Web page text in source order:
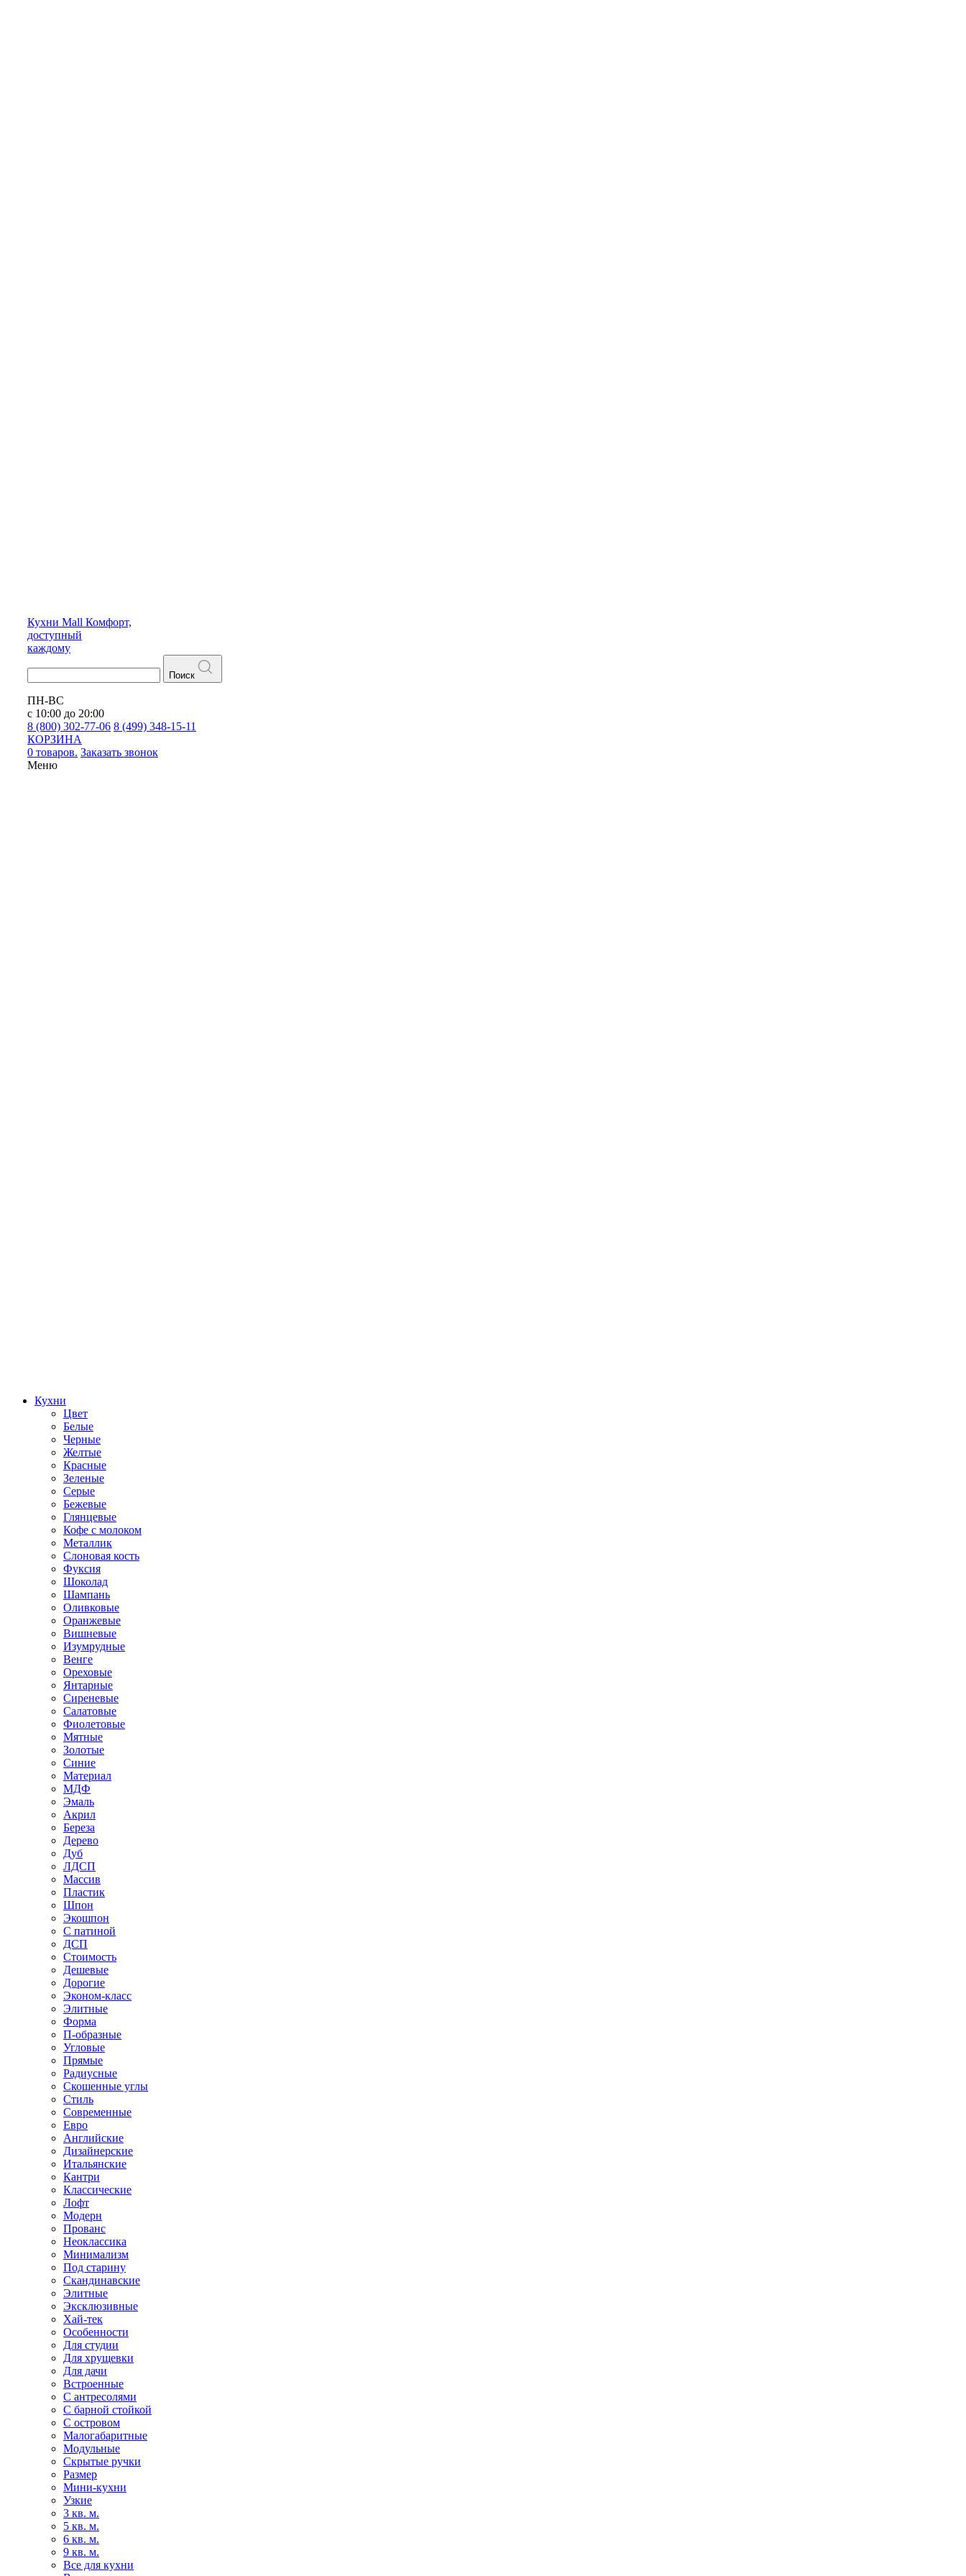
Кухни Mall Комфорт,
доступный
каждому
Поиск
ПН-ВС
с 10:00 до 20:00
8 (800) 302-77-06 8 (499) 348-15-11
КОРЗИНА
0 товаров. Заказать звонок
Меню
Кухни
Цвет
Белые
Черные
Желтые
Красные
Зеленые
Серые
Бежевые
Глянцевые
Кофе с молоком
Металлик
Слоновая кость
Фуксия
Шоколад
Шампань
Оливковые
Оранжевые
Вишневые
Изумрудные
Венге
Ореховые
Янтарные
Сиреневые
Салатовые
Фиолетовые
Мятные
Золотые
Синие
Материал
МДФ
Эмаль
Акрил
Береза
Дерево
Дуб
ЛДСП
Массив
Пластик
Шпон
Экошпон
С патиной
ДСП
Стоимость
Дешевые
Дорогие
Эконом-класс
Элитные
Форма
П-образные
Угловые
Прямые
Радиусные
Скошенные углы
Стиль
Современные
Евро
Английские
Дизайнерские
Итальянские
Кантри
Классические
Лофт
Модерн
Прованс
Неоклассика
Минимализм
Под старину
Скандинавские
Элитные
Эксклюзивные
Хай-тек
Особенности
Для студии
Для хрущевки
Для дачи
Встроенные
С антресолями
С барной стойкой
С островом
Малогабаритные
Модульные
Скрытые ручки
Размер
Мини-кухни
Узкие
3 кв. м.
5 кв. м.
6 кв. м.
9 кв. м.
Все для кухни